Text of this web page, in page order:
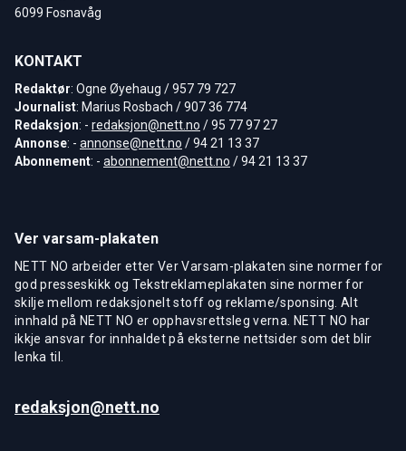
6099 Fosnavåg
KONTAKT
Redaktør: Ogne Øyehaug / 957 79 727
Journalist: Marius Rosbach / 907 36 774
Redaksjon: - redaksjon@nett.no / 95 77 97 27
Annonse: - annonse@nett.no / 94 21 13 37
Abonnement: - abonnement@nett.no / 94 21 13 37
Ver varsam-plakaten
NETT NO arbeider etter Ver Varsam-plakaten sine normer for
god presseskikk og Tekstreklameplakaten sine normer for
skilje mellom redaksjonelt stoff og reklame/sponsing. Alt
innhald på NETT NO er opphavsrettsleg verna. NETT NO har
ikkje ansvar for innhaldet på eksterne nettsider som det blir
lenka til.
redaksjon@nett.no